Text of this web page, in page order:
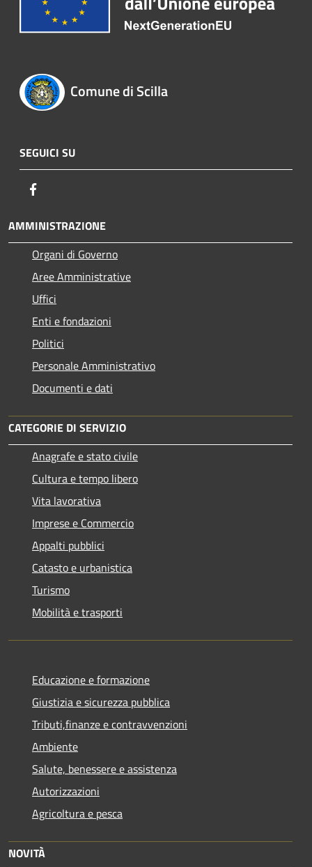
Comune di Scilla
SEGUICI SU
AMMINISTRAZIONE
Organi di Governo
Aree Amministrative
Uffici
Enti e fondazioni
Politici
Personale Amministrativo
Documenti e dati
CATEGORIE DI SERVIZIO
Anagrafe e stato civile
Cultura e tempo libero
Vita lavorativa
Imprese e Commercio
Appalti pubblici
Catasto e urbanistica
Turismo
Mobilità e trasporti
Educazione e formazione
Giustizia e sicurezza pubblica
Tributi,finanze e contravvenzioni
Ambiente
Salute, benessere e assistenza
Autorizzazioni
Agricoltura e pesca
NOVITÀ